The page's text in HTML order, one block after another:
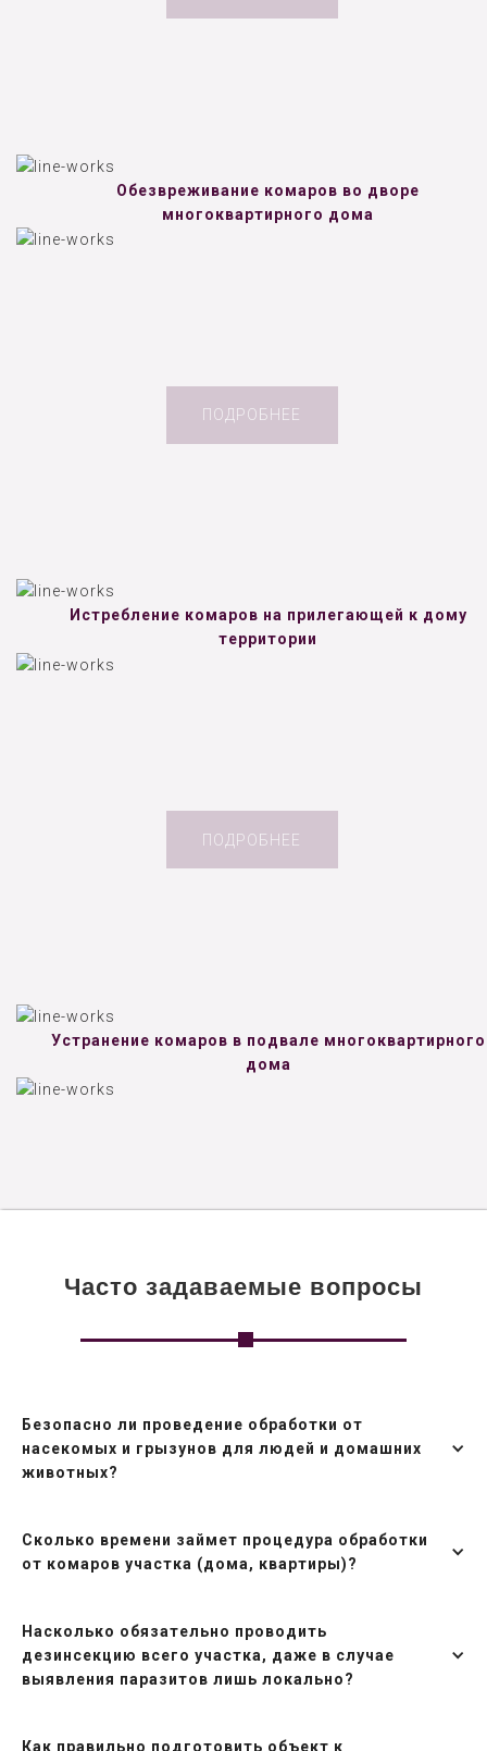
Обезвреживание комаров во дворе
многоквартирного дома
ПОДРОБНЕЕ
Истребление комаров на прилегающей к дому
территории
ПОДРОБНЕЕ
Устранение комаров в подвале многоквартирного
дома
Часто задаваемые вопросы
Безопасно ли проведение обработки от
насекомых и грызунов для людей и домашних
животных?
Сколько времени займет процедура обработки
от комаров участка (дома, квартиры)?
Насколько обязательно проводить
дезинсекцию всего участка, даже в случае
выявления паразитов лишь локально?
Как правильно подготовить объект к